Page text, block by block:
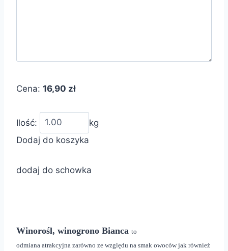
Cena: 16,90 zł
Ilość:
kg
Dodaj do koszyka
dodaj do schowka
Winorośl, winogrono Bianca to
odmiana atrakcyjna zarówno ze względu na smak owoców jak również